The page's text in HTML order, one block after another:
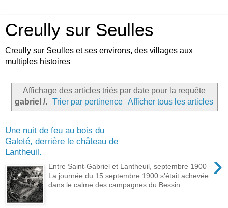
Creully sur Seulles
Creully sur Seulles et ses environs, des villages aux
multiples histoires
Affichage des articles triés par date pour la requête
gabriel /. Trier par pertinence Afficher tous les articles
Une nuit de feu au bois du
Galeté, derrière le château de
Lantheuil.
›
Entre Saint-Gabriel et Lantheuil, septembre 1900
La journée du 15 septembre 1900 s'était achevée
dans le calme des campagnes du Bessin...